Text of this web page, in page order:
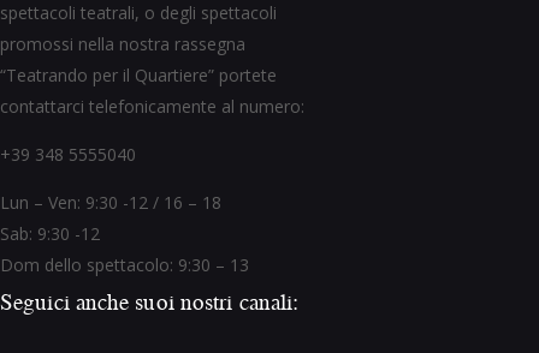
spettacoli teatrali, o degli spettacoli
promossi nella nostra rassegna
“Teatrando per il Quartiere” portete
contattarci telefonicamente al numero:
+39 348 5555040
Lun – Ven: 9:30 -12 / 16 – 18
Sab: 9:30 -12
Dom dello spettacolo: 9:30 – 13
Seguici anche suoi nostri canali: